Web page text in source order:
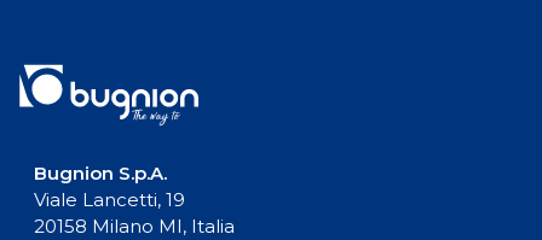
Bugnion S.p.A.
Viale Lancetti, 19
20158 Milano MI, Italia